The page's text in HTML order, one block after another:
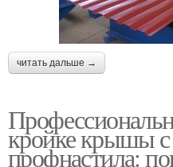
читать дальше →
кройке крышы
профнастила: